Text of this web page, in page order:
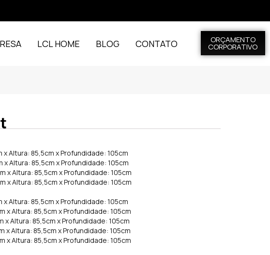
LCL HOME BLOG CONTATO ORÇAMENTO
CORPORATIVO
x Altura: 85,5cm x Profundidade: 105cm
x Altura: 85,5cm x Profundidade: 105cm
x Altura: 85,5cm x Profundidade: 105cm
x Altura: 85,5cm x Profundidade: 105cm
x Altura: 85,5cm x Profundidade: 105cm
x Altura: 85,5cm x Profundidade: 105cm
x Altura: 85,5cm x Profundidade: 105cm
x Altura: 85,5cm x Profundidade: 105cm
x Altura: 85,5cm x Profundidade: 105cm